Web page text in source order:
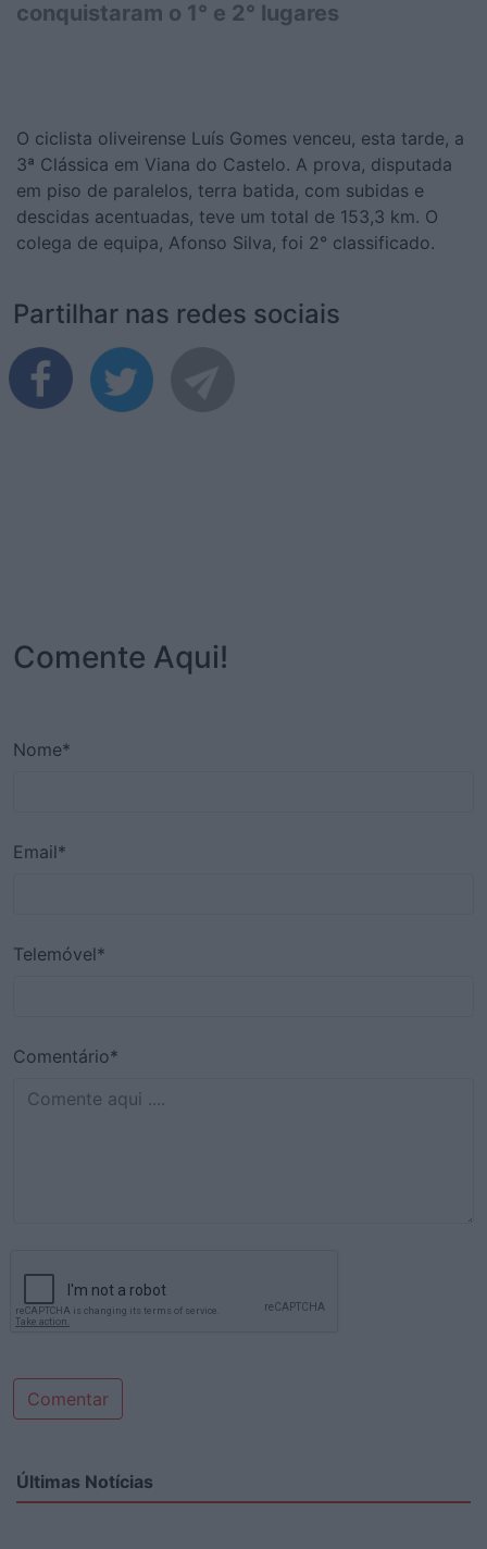
conquistaram o 1° e 2° lugares
O ciclista oliveirense Luís Gomes venceu, esta tarde, a
3ª Clássica em Viana do Castelo. A prova, disputada
em piso de paralelos, terra batida, com subidas e
descidas acentuadas, teve um total de 153,3 km. O
colega de equipa, Afonso Silva, foi 2° classificado.
Partilhar nas redes sociais
Comente Aqui!
Nome*
Email*
Telemóvel*
Comentário*
Comentar
Últimas Notícias